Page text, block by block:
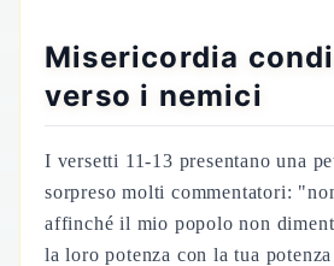
Misericordia
verso i nemici
I versetti 11-13 presentano una
sorpreso molti commentatori:
affinché il mio popolo non
la loro potenza con la tua